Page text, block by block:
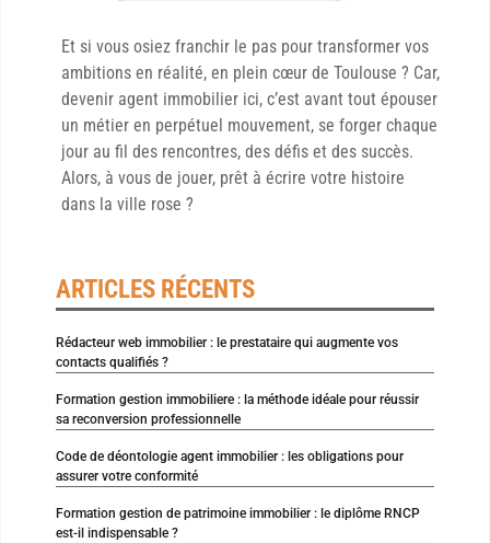
Et si vous osiez franchir le pas pour transformer vos
ambitions en réalité, en plein cœur de Toulouse ? Car,
devenir agent immobilier ici, c’est avant tout épouser
un métier en perpétuel mouvement, se forger chaque
jour au fil des rencontres, des défis et des succès.
Alors, à vous de jouer, prêt à écrire votre histoire
dans la ville rose ?
ARTICLES RÉCENTS
Rédacteur web immobilier : le prestataire qui augmente vos
contacts qualifiés ?
Formation gestion immobiliere : la méthode idéale pour réussir
sa reconversion professionnelle
Code de déontologie agent immobilier : les obligations pour
assurer votre conformité
Formation gestion de patrimoine immobilier : le diplôme RNCP
est-il indispensable ?